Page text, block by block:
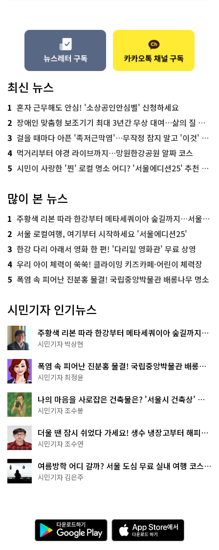
최신 뉴스
1 혼자 근무해도 안심! '소상공인안심벨' 신청하세요
2 장애인 맞춤형 보조기기 최대 3년간 무상 대여…삶의 질 높인다
3 걸을 때마다 아픈 '족저근막염'…무작정 참지 말고 '이것' 해보세요!
4 먹거리부터 야경 라이브까지…망원한강공원 알짜 코스
5 시민이 사랑한 '찐' 로컬 명소 어디? '서울에디션25' 추천 코스
많이 본 뉴스
1 주황색 리본 따라 한강부터 메타세쿼이아 숲길까지…서울둘레길 15코스
2 서울 로컬여행, 여기부터 시작하세요 '서울에디션25'
3 한강 다리 아래서 영화 한 편! '다리밑 영화관' 무료 상영
4 우리 아이 체력이 쑥쑥! 클라이밍 키즈카페·어린이 체력장
5 폭염 속 피어난 진분홍 물결! 국립중앙박물관 배롱나무 명소
시민기자 인기뉴스
주황색 리본 따라 한강부터 메타세쿼이아 숲길까지…
서울둘레길 15코스
시민기자 박상현
폭염 속 피어난 진분홍 물결! 국립중앙박물관 배롱나
무 명소
시민기자 최정윤
나의 마음을 사로잡은 건축물은? '서울시 건축상' 수
상작 공개!
시민기자 조수봉
더울 땐 잠시 쉬었다 가세요! 생수 냉장고부터 해피소
·무더위쉼터까지
시민기자 조수연
여름방학 어디 갈까? 서울 도심 무료 실내 여행 코스
추천
시민기자 김은주
다
운
로
A
p
p